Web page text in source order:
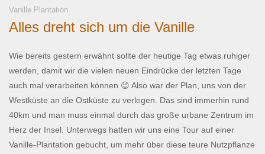
Vanille Plantation
Alles dreht sich um die Vanille
Wie bereits gestern erwähnt sollte der heutige Tag etwas ruhiger
werden, damit wir die vielen neuen Eindrücke der letzten Tage
auch mal verarbeiten können 😉 Also war der Plan, uns von der
Westküste an die Ostküste zu verlegen. Das sind immerhin rund
40km und man muss einmal durch das große urbane Zentrum im
Herz der Insel. Unterwegs hatten wir uns eine Tour auf einer
Vanille-Plantation gebucht, um mehr über diese teure Nutzpflanze